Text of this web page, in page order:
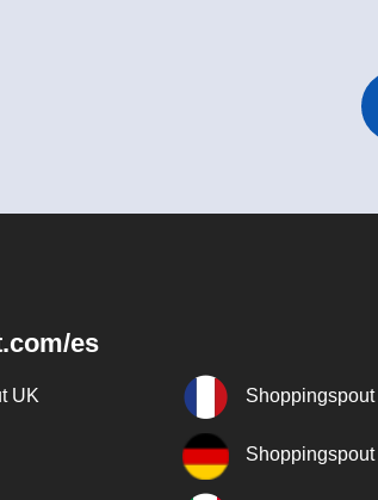
es
UK Shoppingspout
Shoppingspout